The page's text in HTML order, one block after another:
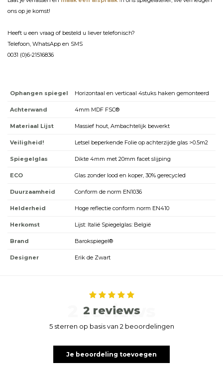
ons op je komst!
Heeft u een vraag of besteld u liever telefonisch?
Telefoon, WhatsApp en SMS
0031 (0)6-21516836
Ophangen spiegel Horizontaal en verticaal 4stuks haken gemonteerd
Achterwand 4mm MDF FSC®
Materiaal Lijst Massief hout, Ambachtelijk bewerkt
Veiligheid! Letsel beperkende Folie op achterzijde glas >0.5m2
Spiegelglas Dikte 4mm met 20mm facet slijping
ECO Glas zonder lood en koper, 30% gerecycled
Duurzaamheid Conform de norm EN1036
Helderheid Hoge reflectie conform norm EN410
Herkomst Lijst: Italië Spiegelglas: België
Brand Barokspiegel®
Designer Erik de Zwart
2 reviews
2 reviews
5 sterren op basis van 2 beoordelingen
Je beoordeling toevoegen